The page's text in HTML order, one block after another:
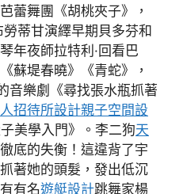
蕾舞團《胡桃夾子》，
勞蒂甘演繹早期貝多芬和
年夜師拉特利·回看巴
蘇堤春曉》《青蛇》，
音樂劇《尋找張水瓶抓著
招待所設計親子空間設
美學入門》。李二狗天
底的失衡！這違背了宇
著她的頭髮，發出低沉
有名遊艇設計跳舞家楊